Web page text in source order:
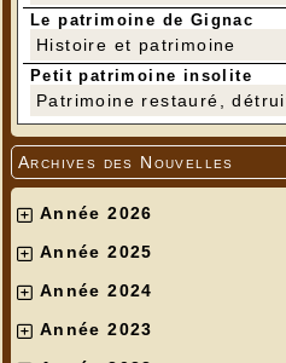
Le patrimoine de Gignac
Histoire et patrimoine
Petit patrimoine insolite
Patrimoine restauré,
Archives des Nouvelles
Année 2026
Année 2025
Année 2024
Année 2023